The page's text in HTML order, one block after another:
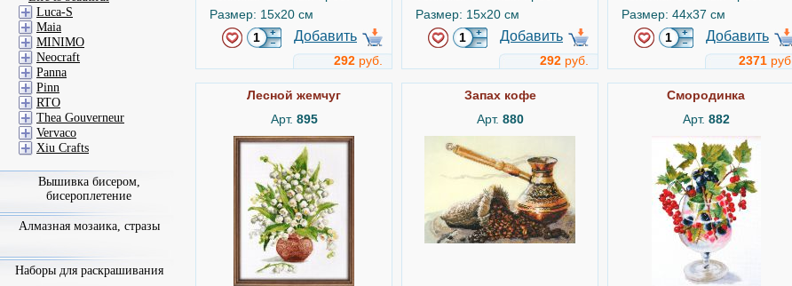
Размер: 15x20 см
Добавить
292 руб.
Размер: 15x20 см
Добавить
292 руб.
Размер: 44x37 см
Добавить
2371 руб.
Лесной жемчуг
Арт. 895
Запах кофе
Арт. 880
Смородинка
Арт. 882
Luca-S
Maia
MINIMO
Neocraft
Panna
Pinn
RTO
Thea Gouverneur
Vervaco
Xiu Crafts
Вышивка бисером,
бисероплетение
Алмазная мозаика, стразы
Наборы для раскрашивания